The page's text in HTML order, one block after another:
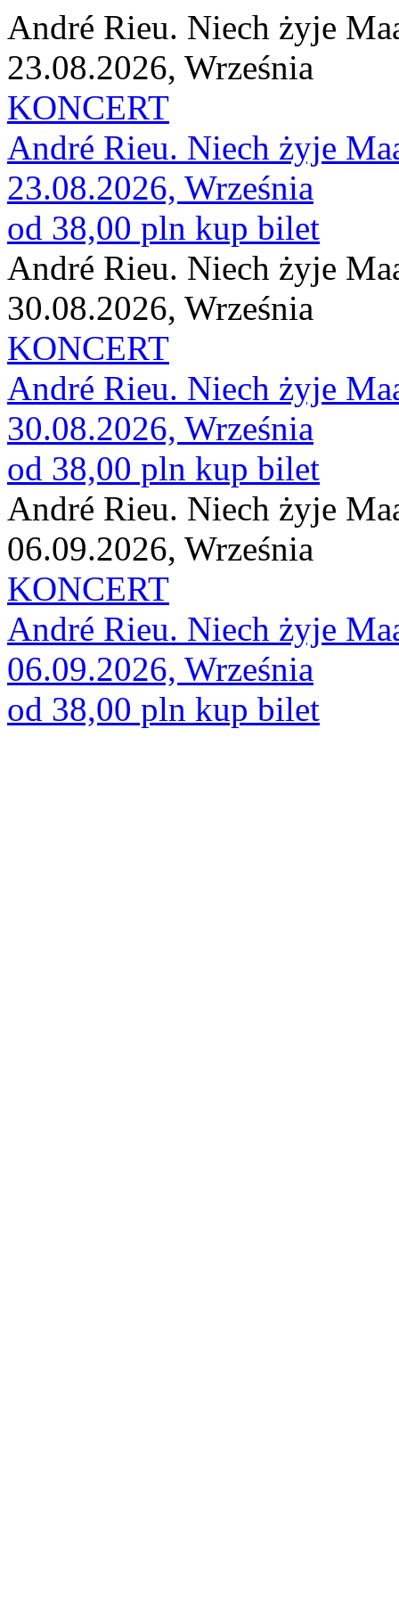
André Rieu. Niech żyje
23.08.2026, Września
KONCERT
André Rieu. Niech żyje
23.08.2026, Września
od 38,00 pln kup bilet
André Rieu. Niech żyje
30.08.2026, Września
KONCERT
André Rieu. Niech żyje
30.08.2026, Września
od 38,00 pln kup bilet
André Rieu. Niech żyje
06.09.2026, Września
KONCERT
André Rieu. Niech żyje
06.09.2026, Września
od 38,00 pln kup bilet